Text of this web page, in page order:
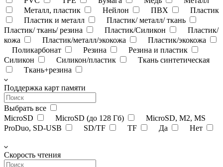
Металл, пластик
Нейлон ПВХ
Пластик
Пластик и металл
Пластик/ металл/ ткань
Пластик/ ткань/ резина
Пластик/Силикон
Пластик/
кожа
Пластик/металл/экокожа
Пластик/экокожа
Поликарбонат
Резина
Резина и пластик
Силикон
Силикон/пластик
Ткань синтетическая
Ткань+резина
Поддержка карт памяти
Выбрать все
MicroSD
MicroSD (до 128 Гб)
MicroSD, M2, MS
ProDuo, SD-USB
SD/TF TF Да Нет
Скорость чтения